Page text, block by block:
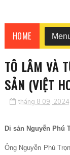
HOME
TÔ LÂM VÀ
SẢN (VIỆT
tháng 8 09, 2024
Di sản Nguyễn Phú
Ông Nguyễn Phú